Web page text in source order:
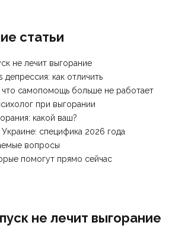
статьи
не лечит выгорание
депрессия: как отличить
что самопомощь больше не работает
при выгорании
какой ваш?
специфика 2026 года
вопросы
помогут прямо сейчас
не лечит выгорание